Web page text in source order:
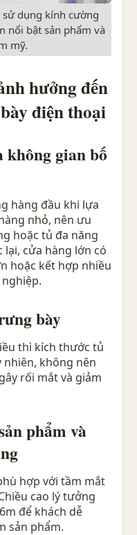
dụng kính cường
nổi bật sản phẩm và
mỹ.
hưởng đến
điện thoại
không gian bố
hàng đầu khi lựa
nhỏ, nên ưu
hoặc tủ đa năng
cửa hàng lớn có
hoặc kết hợp nhiều
bày
thì kích thước tủ
nhiên, không nên
rối mắt và giảm
phẩm và
hợp với tầm mắt
cao lý tưởng
để khách dễ
sản phẩm.